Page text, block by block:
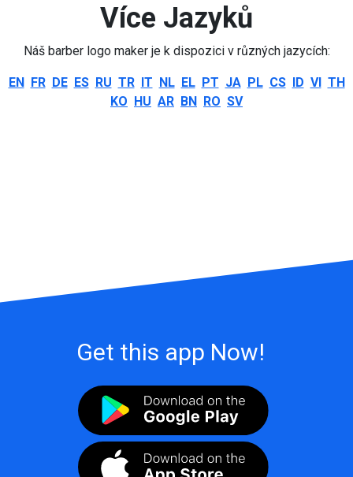
Více Jazyků
Náš barber logo maker je k dispozici v různých jazycích:
EN FR DE ES RU TR IT NL EL PT JA PL CS ID VI TH
KO HU AR BN RO SV
Get this app Now!